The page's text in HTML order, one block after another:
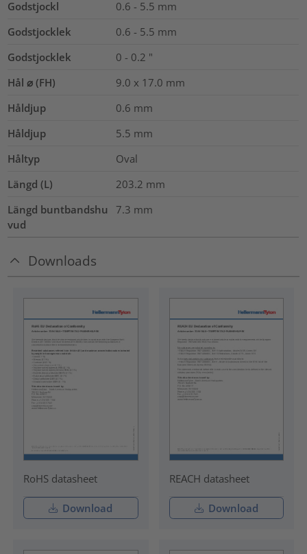
Godstjockl 0.6 - 5.5 mm
Godstjocklek
0.6 - 5.5 mm
Godstjocklek
0 - 0.2 "
Hål ⌀ (FH)
9.0 x 17.0 mm
Håldjup
0.6 mm
Håldjup
5.5 mm
Håltyp
Oval
Längd (L)
203.2 mm
Längd buntbandshu
vud
7.3 mm
Downloads
RoHS datasheet
Download
REACH datasheet
Download